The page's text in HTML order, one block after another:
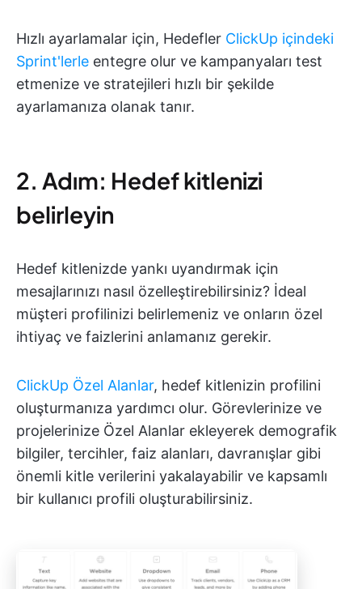
Hızlı ayarlamalar için, Hedefler ClickUp içindeki
Sprint'lerle entegre olur ve kampanyaları test
etmenize ve stratejileri hızlı bir şekilde
ayarlamanıza olanak tanır.
2. Adım: Hedef kitlenizi
belirleyin
Hedef kitlenizde yankı uyandırmak için
mesajlarınızı nasıl özelleştirebilirsiniz? İdeal
müşteri profilinizi belirlemeniz ve onların özel
ihtiyaç ve faizlerini anlamanız gerekir.
ClickUp Özel Alanlar, hedef kitlenizin profilini
oluşturmanıza yardımcı olur. Görevlerinize ve
projelerinize Özel Alanlar ekleyerek demografik
bilgiler, tercihler, faiz alanları, davranışlar gibi
önemli kitle verilerini yakalayabilir ve kapsamlı
bir kullanıcı profili oluşturabilirsiniz.